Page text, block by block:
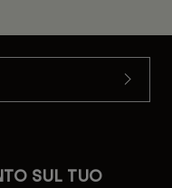
SUL TUO